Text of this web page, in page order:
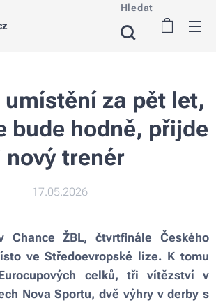
Hledat
za pět let,
bude hodně, přijde
nový trenér
17.05.2026
Chance ŽBL, čtvrtfinále Českého
ve Středoevropské lize. K tomu
celků, tři vítězství v
Nova Sportu, dvě výhry v derby s